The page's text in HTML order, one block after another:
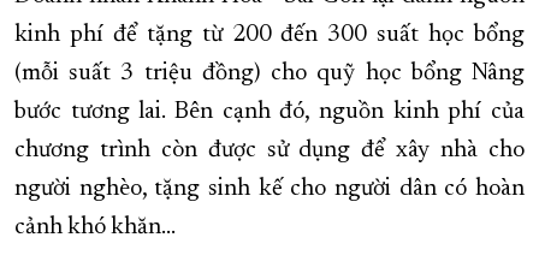
kinh phí để tặng từ 200 đến 300 suất học bổng
(mỗi suất 3 triệu đồng) cho quỹ học bổng Nâng
bước tương lai. Bên cạnh đó, nguồn kinh phí của
chương trình còn được sử dụng để xây nhà cho
người nghèo, tặng sinh kế cho người dân có hoàn
cảnh khó khăn…